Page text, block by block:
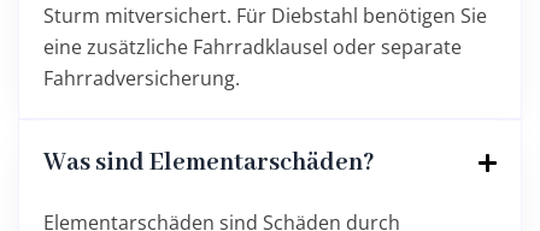
Sturm mitversichert. Für Diebstahl benötigen Sie
eine zusätzliche Fahrradklausel oder separate
Fahrradversicherung.
Was sind Elementarschäden?
Elementarschäden sind Schäden durch